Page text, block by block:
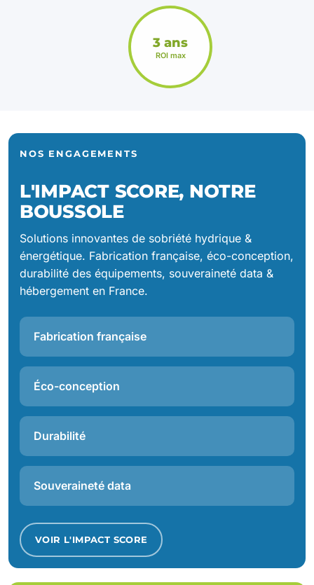
3 ans
ROI max
NOS ENGAGEMENTS
L'IMPACT SCORE, NOTRE
BOUSSOLE
Solutions innovantes de sobriété hydrique &
énergétique. Fabrication française, éco-conception,
durabilité des équipements, souveraineté data &
hébergement en France.
Fabrication française
Éco-conception
Durabilité
Souveraineté data
VOIR L'IMPACT SCORE